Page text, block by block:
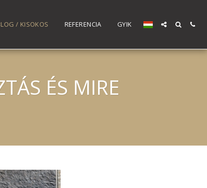
/ KISOKOS REFERENCIA GYIK
ÉS MIRE